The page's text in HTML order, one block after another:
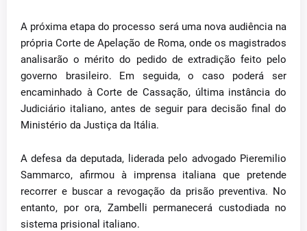
A próxima etapa do processo será uma nova audiência na
própria Corte de Apelação de Roma, onde os magistrados
analisarão o mérito do pedido de extradição feito pelo
governo brasileiro. Em seguida, o caso poderá ser
encaminhado à Corte de Cassação, última instância do
Judiciário italiano, antes de seguir para decisão final do
Ministério da Justiça da Itália.
A defesa da deputada, liderada pelo advogado Pieremilio
Sammarco, afirmou à imprensa italiana que pretende
recorrer e buscar a revogação da prisão preventiva. No
entanto, por ora, Zambelli permanecerá custodiada no
sistema prisional italiano.